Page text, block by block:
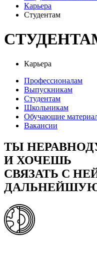
Карьера
Студентам
Карьера
Профессионалам
Выпускникам
Студентам
Школьникам
Обучающие
Вакансии
ТЫ
И ХОЧЕШЬ
СВЯЗАТЬ С
ДАЛЬНЕЙШУЮ